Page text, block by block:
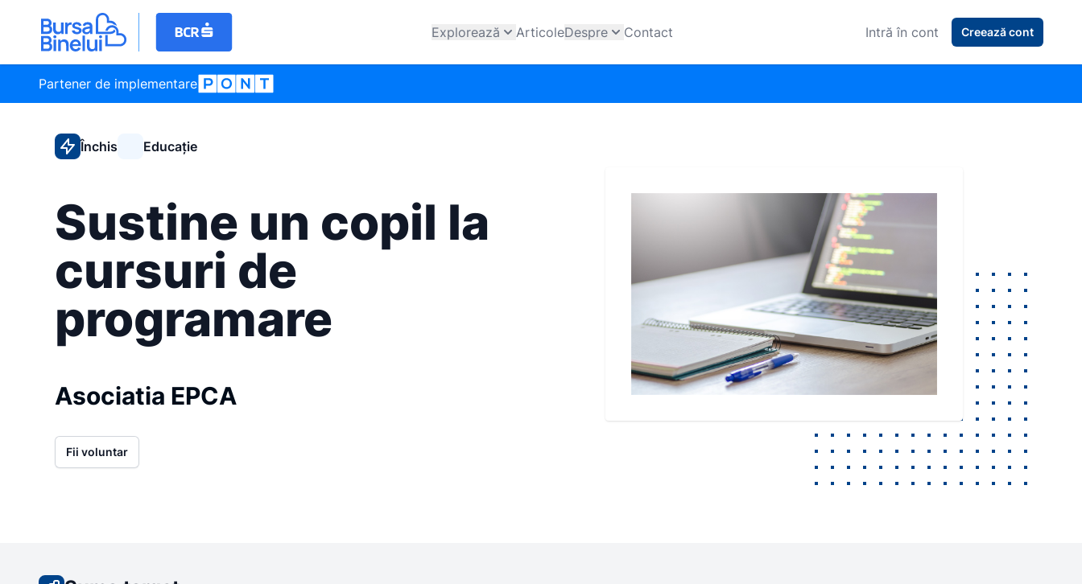
Explorează ArticoleDespre Contact Intră în cont Creează cont
Partener de implementare
Închis Educație
Sustine un copil la
cursuri de
programare
Asociatia EPCA
Fii voluntar